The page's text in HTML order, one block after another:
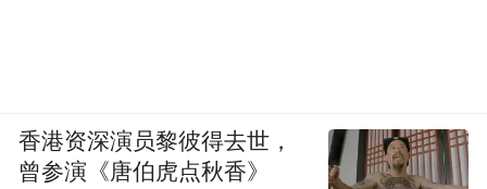
香港资深演员黎彼得去世，
曾参演《唐伯虎点秋香》